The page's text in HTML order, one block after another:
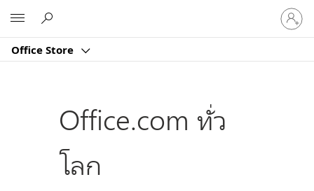
Office Store
ลงชื่อ
เข้า
บัญชี
Office.com ทั่ว
โลก